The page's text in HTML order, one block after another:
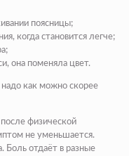
поясницы;
когда становится легче;
она поменяла цвет.
надо как можно скорее
физической
не уменьшается.
Боль отдаёт в разные